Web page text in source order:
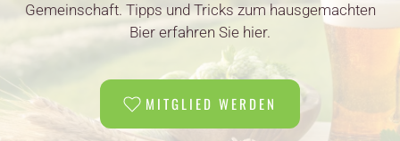
Gemeinschaft. Tipps und Tricks zum hausgemachten
Bier erfahren Sie hier.
MITGLIED WERDEN